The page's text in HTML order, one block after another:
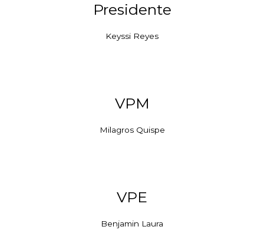
Presidente
Keyssi Reyes
VPM
Milagros Quispe
VPE
Benjamin Laura